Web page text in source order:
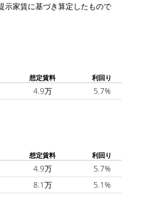
示家賃に基づき算定したもので
想定賃料 利回り
4.9万 5.7%
想定賃料 利回り
4.9万
5.7%
8.1万 5.1%